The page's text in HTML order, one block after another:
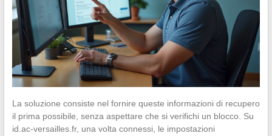
La soluzione consiste nel fornire queste informazioni di recupero
il prima possibile, senza aspettare che si verifichi un blocco. Su
id.ac-versailles.fr, una volta connessi, le impostazioni